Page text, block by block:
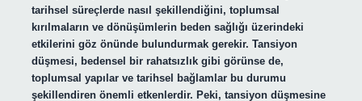
tarihsel süreçlerde nasıl şekillendiğini, toplumsal
kırılmaların ve dönüşümlerin beden sağlığı üzerindeki
etkilerini göz önünde bulundurmak gerekir. Tansiyon
düşmesi, bedensel bir rahatsızlık gibi görünse de,
toplumsal yapılar ve tarihsel bağlamlar bu durumu
şekillendiren önemli etkenlerdir. Peki, tansiyon düşmesine